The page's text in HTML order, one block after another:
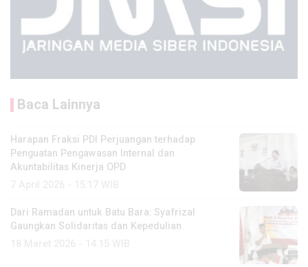
Baca Lainnya
Harapan Fraksi PDI Perjuangan terhadap
Penguatan Pengawasan Internal dan
Akuntabilitas Kinerja OPD
Dari Ramadan untuk Batu Bara: Syafrizal
Gaungkan Solidaritas dan Kepedulian